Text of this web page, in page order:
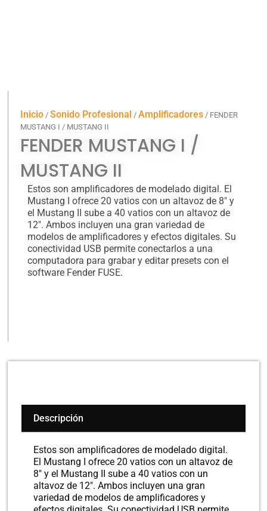
Inicio /Sonido Profesional /Amplificadores / FENDER
MUSTANG I / MUSTANG II
FENDER MUSTANG I /
MUSTANG II
Estos son amplificadores de modelado digital. El
Mustang I ofrece 20 vatios con un altavoz de 8″ y
el Mustang II sube a 40 vatios con un altavoz de
12″. Ambos incluyen una gran variedad de
modelos de amplificadores y efectos digitales. Su
conectividad USB permite conectarlos a una
computadora para grabar y editar presets con el
software Fender FUSE.
Descripción
Estos son amplificadores de modelado digital.
El Mustang I ofrece 20 vatios con un altavoz de
8″ y el Mustang II sube a 40 vatios con un
altavoz de 12″. Ambos incluyen una gran
variedad de modelos de amplificadores y